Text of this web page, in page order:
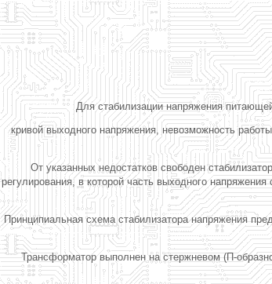
Для стабилизации напряжения
кривой выходного напряжения, невозможность
От указанных недостатков свободен
регулирования, в которой часть выходного
Принципиальная схема стабилизатора напряжения
Трансформатор выполнен на стержневом (П-